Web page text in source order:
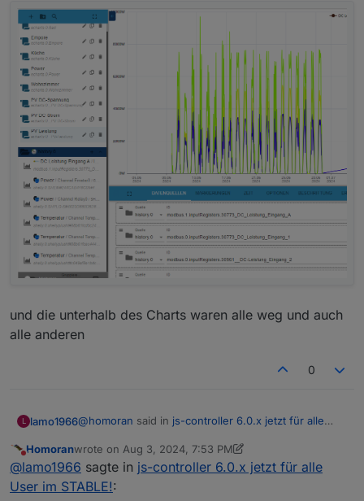
und die unterhalb des Charts waren alle weg und auch
alle anderen
0
L lamo1966@homoran said in js-controller 6.0.x jetzt für alle
@lamo1966sagte injs-controller 6.0.x jetzt für
alle User im STABLE!
ah danke hab ich übersehen. Ich hatte das manuell
Do not disturb
Homoranwrote on Aug 3, 2024, 7:53 PM
last edited by HomoranAug 3, 2024, 9:55 PM
@lamo1966 sagte in js-controller 6.0.x jetzt für alle
User im STABLE!: